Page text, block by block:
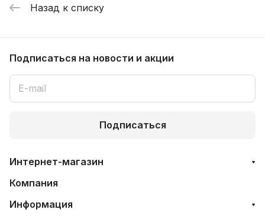
Назад к списку
Подписаться на новости и акции
Подписаться
Интернет-магазин
Компания
Информация